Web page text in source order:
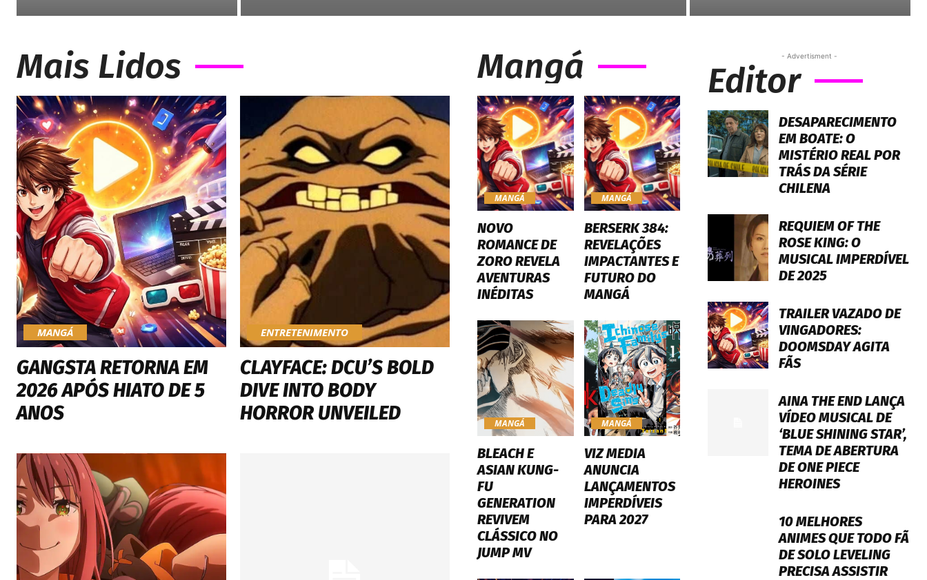
Mais Lidos
MANGÁ
GANGSTA RETORNA EM
2026 APÓS HIATO DE 5
ANOS
ENTRETENIMENTO
CLAYFACE: DCU’S BOLD
DIVE INTO BODY
HORROR UNVEILED
Mangá
MANGÁ
NOVO
ROMANCE DE
ZORO REVELA
AVENTURAS
INÉDITAS
MANGÁ
BERSERK 384:
REVELAÇÕES
IMPACTANTES E
FUTURO DO
MANGÁ
MANGÁ
BLEACH E
ASIAN KUNG-
FU
GENERATION
REVIVEM
CLÁSSICO NO
JUMP MV
MANGÁ
VIZ MEDIA
ANUNCIA
LANÇAMENTOS
IMPERDÍVEIS
PARA 2027
- Advertisment -
Editor
DESAPARECIMENTO
EM BOATE: O
MISTÉRIO REAL POR
TRÁS DA SÉRIE
CHILENA
REQUIEM OF THE
ROSE KING: O
MUSICAL IMPERDÍVEL
DE 2025
TRAILER VAZADO DE
VINGADORES:
DOOMSDAY AGITA
FÃS
AINA THE END LANÇA
VÍDEO MUSICAL DE
‘BLUE SHINING STAR’,
TEMA DE ABERTURA
DE ONE PIECE
HEROINES
10 MELHORES
ANIMES QUE TODO FÃ
DE SOLO LEVELING
PRECISA ASSISTIR